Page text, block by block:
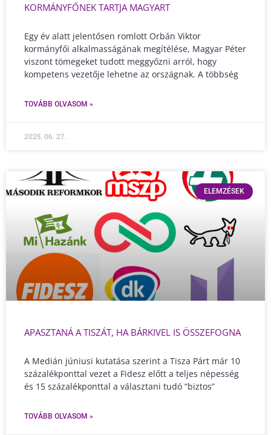
KORMÁNYFŐNEK TARTJA MAGYART
Egy év alatt jelentősen romlott Orbán Viktor
kormányfői alkalmasságának megítélése, Magyar Péter
viszont tömegeket tudott meggyőzni arról, hogy
kompetens vezetője lehetne az országnak. A többség
TOVÁBB OLVASOM »
2025. 06. 27.
ELEMZÉSEK
APASZTANÁ A TISZÁT, HA BÁRKIVEL IS ÖSSZEFOGNA
A Medián júniusi kutatása szerint a Tisza Párt már 10
százalékponttal vezet a Fidesz előtt a teljes népesség
és 15 százalékponttal a választani tudó “biztos”
TOVÁBB OLVASOM »